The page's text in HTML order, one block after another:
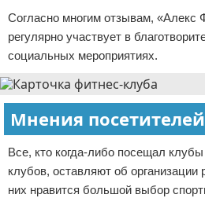
Согласно многим отзывам, «Алекс
регулярно участвует в
социальных мероприятиях.
Мнения
Все, кто когда-либо посещал
клубов, оставляют об
них нравится большой выбор